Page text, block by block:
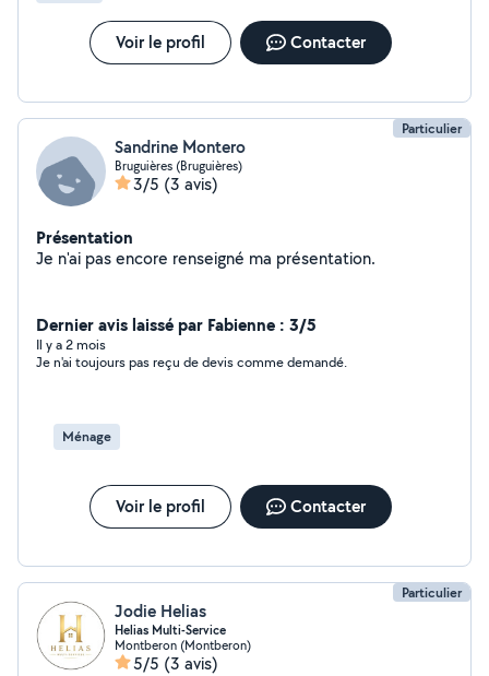
Voir le profil Contacter
Particulier
Sandrine Montero
Bruguières (Bruguières)
3/5 (3 avis)
Présentation
Je n'ai pas encore renseigné ma présentation.
Dernier avis laissé par Fabienne : 3/5
Il y a 2 mois
Je n'ai toujours pas reçu de devis comme demandé.
Ménage
Voir le profil Contacter
Particulier
Jodie Helias
Helias Multi-Service
Montberon (Montberon)
5/5 (3 avis)